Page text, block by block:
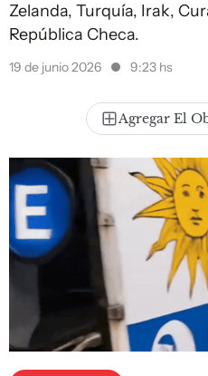
Zelanda, Turquía, Irak,
República Checa.
19 de junio 2026 9:23 hs
Agregar El